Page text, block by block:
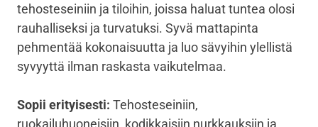
tehosteseiniin ja tiloihin, joissa haluat tuntea olosi
rauhalliseksi ja turvatuksi. Syvä mattapinta
pehmentää kokonaisuutta ja luo sävyihin ylellistä
syvyyttä ilman raskasta vaikutelmaa.
Sopii erityisesti: Tehosteseiniin,
ruokailuhuoneisiin, kodikkaisiin nurkkauksiin ja